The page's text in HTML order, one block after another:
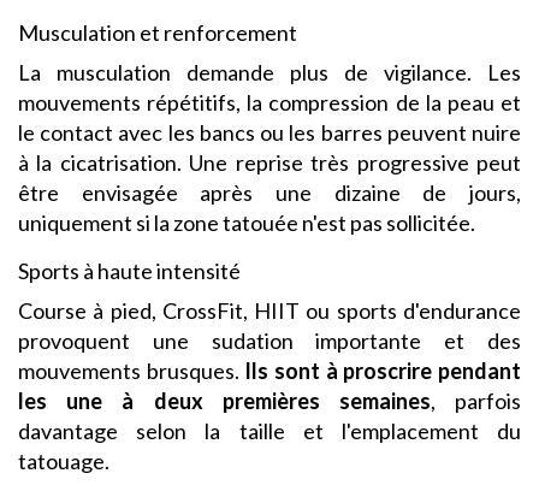
Musculation et renforcement
La musculation demande plus de vigilance. Les
mouvements répétitifs, la compression de la peau et
le contact avec les bancs ou les barres peuvent nuire
à la cicatrisation. Une reprise très progressive peut
être envisagée après une dizaine de jours,
uniquement si la zone tatouée n'est pas sollicitée.
Sports à haute intensité
Course à pied, CrossFit, HIIT ou sports d'endurance
provoquent une sudation importante et des
mouvements brusques. Ils sont à proscrire pendant
les une à deux premières semaines, parfois
davantage selon la taille et l'emplacement du
tatouage.